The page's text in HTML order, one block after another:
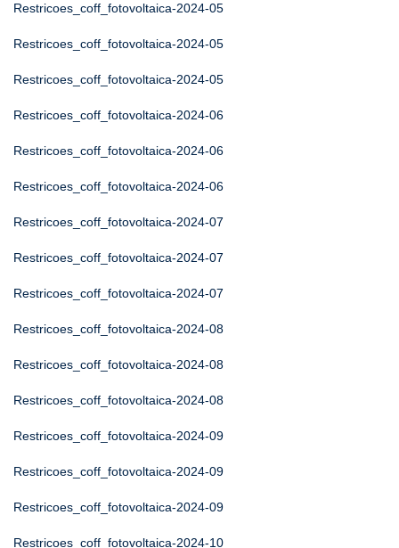
Restricoes_coff_fotovoltaica-2024-05
Restricoes_coff_fotovoltaica-2024-05
Restricoes_coff_fotovoltaica-2024-05
Restricoes_coff_fotovoltaica-2024-06
Restricoes_coff_fotovoltaica-2024-06
Restricoes_coff_fotovoltaica-2024-06
Restricoes_coff_fotovoltaica-2024-07
Restricoes_coff_fotovoltaica-2024-07
Restricoes_coff_fotovoltaica-2024-07
Restricoes_coff_fotovoltaica-2024-08
Restricoes_coff_fotovoltaica-2024-08
Restricoes_coff_fotovoltaica-2024-08
Restricoes_coff_fotovoltaica-2024-09
Restricoes_coff_fotovoltaica-2024-09
Restricoes_coff_fotovoltaica-2024-09
Restricoes_coff_fotovoltaica-2024-10